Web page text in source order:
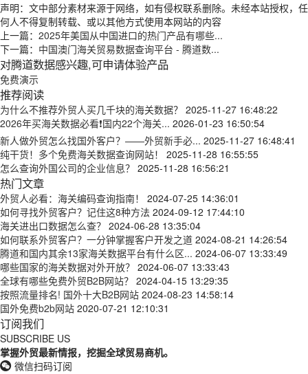
声明：文中部分素材来源于网络，如有侵权联系删除。未经本站授权，任
何人不得复制转载、或以其他方式使用本网站的内容
上一篇： 2025年美国从中国进口的热门产品有哪些...
下一篇： 中国澳门海关贸易数据查询平台 - 腾道数...
对腾道数据感兴趣,可申请体验产品
免费演示
推荐阅读
为什么不推荐外贸人买几千块的海关数据？ 2025-11-27 16:48:22
2026年买海关数据必看❗国内22个海关... 2026-01-23 16:50:54
新人做外贸怎么找国外客户？——外贸新手必... 2025-11-27 16:48:41
纯干货！多个免费海关数据查询网站！
2025-11-28 16:55:55
怎么查询外国公司的企业信息？ 2025-11-28 16:56:21
热门文章
外贸人必看：海关编码查询指南！
2024-07-25 14:36:01
如何寻找外贸客户？记住这8种方法 2024-09-12 17:44:10
海关进出口数据怎么查？ 2024-06-28 13:35:04
如何联系外贸客户？一分钟掌握客户开发之道 2024-08-21 14:26:54
腾道和国内其余13家海关数据平台有什么区... 2024-06-07 13:33:49
哪些国家的海关数据对外开放？ 2024-06-07 13:33:43
全球有哪些免费外贸B2B网站？ 2024-04-15 13:29:35
按照流量排名! 国外十大B2B网站 2024-08-23 14:58:14
国外免费b2b网站 2020-07-21 12:10:31
订阅我们
SUBSCRIBE US
掌握外贸最新情报，挖掘全球贸易商机。
微信扫码订阅